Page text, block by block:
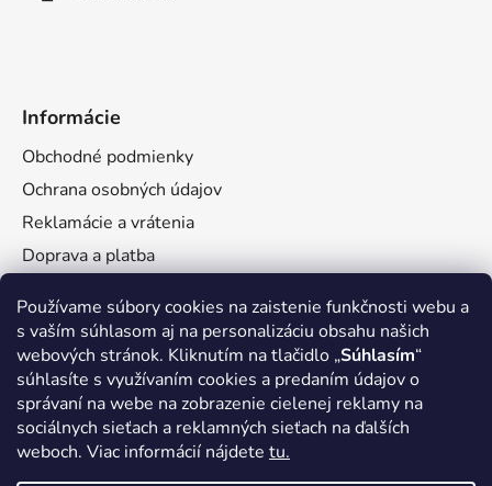
Používame súbory cookies na zaistenie funkčnosti webu a
s vaším súhlasom aj na personalizáciu obsahu našich
webových stránok. Kliknutím na tlačidlo „Súhlasím“
súhlasíte s využívaním cookies a predaním údajov o
správaní na webe na zobrazenie cielenej reklamy na
sociálnych sieťach a reklamných sieťach na ďalších
weboch. Viac informácií nájdete tu.
Informácie
Obchodné podmienky
Ochrana osobných údajov
Reklamácie a vrátenia
Doprava a platba
Facebook